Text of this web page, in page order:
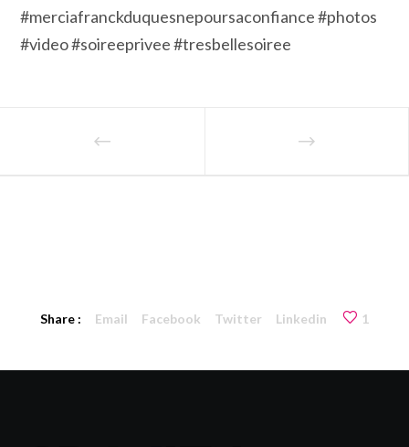
#merciafranckduquesnepoursaconfiance #photos
#video #soireeprivee #tresbellesoiree
Share : Email Facebook Twitter Linkedin 1